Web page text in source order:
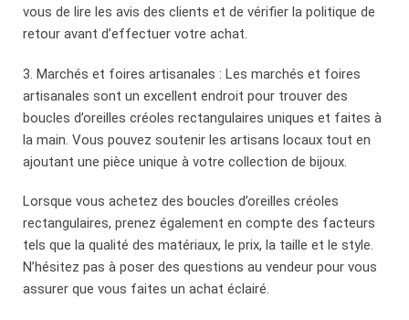
vous de lire les avis des clients et de vérifier la politique de
retour avant d’effectuer votre achat.
3. Marchés et foires artisanales : Les marchés et foires
artisanales sont un excellent endroit pour trouver des
boucles d’oreilles créoles rectangulaires uniques et faites à
la main. Vous pouvez soutenir les artisans locaux tout en
ajoutant une pièce unique à votre collection de bijoux.
Lorsque vous achetez des boucles d’oreilles créoles
rectangulaires, prenez également en compte des facteurs
tels que la qualité des matériaux, le prix, la taille et le style.
N’hésitez pas à poser des questions au vendeur pour vous
assurer que vous faites un achat éclairé.